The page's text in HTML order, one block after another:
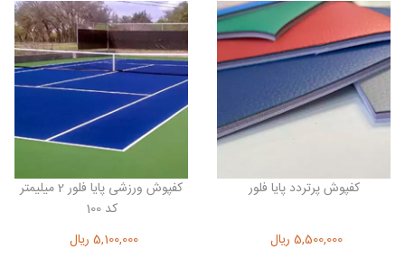
کفپوش پرتردد پایا فلور
5,500,000 ریال
کفپوش ورزشی پایا فلور 2 میلیمتر
کد 100
5,100,000 ریال